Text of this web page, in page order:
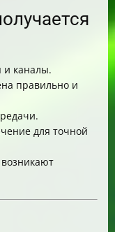
и каналы.
правильно и
для точной